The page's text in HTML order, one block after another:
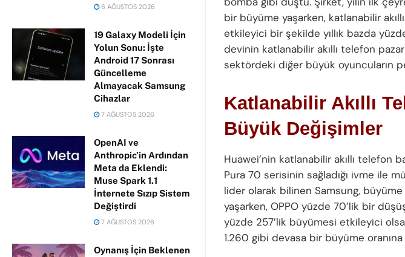
6 AĞUSTOS 2026
19 Galaxy Modeli İçin
Yolun Sonu: İşte
Android 17 Sonrası
Güncelleme
Almayacak Samsung
Cihazlar
7 AĞUSTOS 2026
OpenAI ve
Anthropic’in Ardından
Meta da Eklendi:
Muse Spark 1.1
İnternete Sızıp Sistem
Değiştirdi
7 AĞUSTOS 2026
Oynanış İçin Beklenen
bir büyüme yaşarken, katlanabilir
etkileyici bir şekilde yıllık bazda
devinin katlanabilir akıllı telefon
sektördeki diğer büyük oyuncuların
Katlanabilir Akıllı
Büyük Değişimler
Huawei’nin katlanabilir akıllı telefon
Pura 70 serisinin sağladığı ivme ile
lider olarak bilinen Samsung,
yaşarken, OPPO yüzde 70’lik bir
yüzde 257’lik büyümesi etkileyici
1.260 gibi devasa bir büyüme